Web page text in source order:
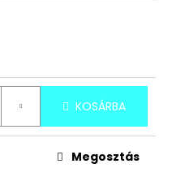
KOSÁRBA
Megosztás